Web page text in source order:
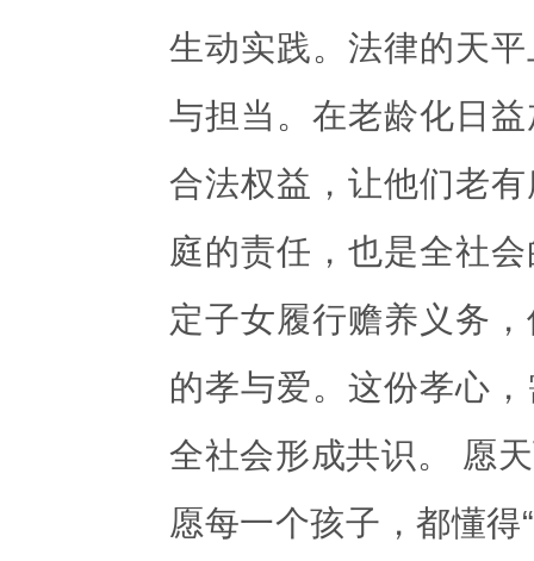
生动实践。法律的天
与担当。在老龄化日
合法权益，让他们老
庭的责任，也是全社
定子女履行赡养义务
的孝与爱。这份孝心
全社会形成共识。 愿
愿每一个孩子，都懂